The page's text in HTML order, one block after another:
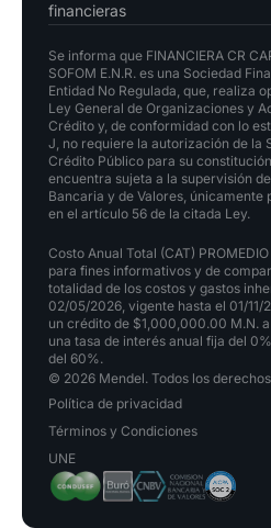
financieras
Se informa que FINANCIERA CR
SOFOM E.N.R. es una Sociedad
Entidad No Regulada, que, realiza
Ley General de Organizaciones y
Crédito y, de conformidad con lo
J, no requiere la autorización de la
Crédito Público para su
encuentra sujeta a la supervisión
Bancaria y de Valores, únicamente
en el artículo 56 de la citada Ley.
Costo Anual Total (CAT)
para fines informativos y de
totalidad de los costos y gastos
02/05/2026, vigente hasta el 01/11/
un crédito de $1,000,000.00 M.N.
una tasa de interés anual fija del
del 60%.
© 2026 Mendel. Todos los
Política de privacidad
Términos y Condiciones
UNE